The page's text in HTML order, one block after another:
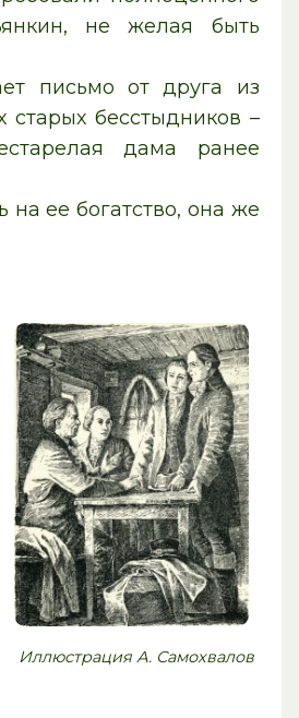
не желая быть
письмо от друга из
старых бесстыдников –
дама ранее
ее богатство, она же
Иллюстрация А. Самохвалов